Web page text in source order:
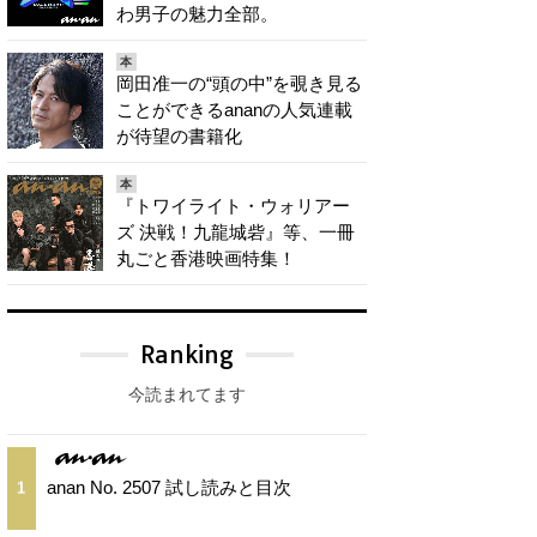
わ男子の魅力全部。
本
岡田准一の“頭の中”を覗き見る
ことができるananの人気連載
が待望の書籍化
本
『トワイライト・ウォリアー
ズ 決戦！九龍城砦』等、一冊
丸ごと香港映画特集！
Ranking
今読まれてます
1 anan No. 2507 試し読みと目次